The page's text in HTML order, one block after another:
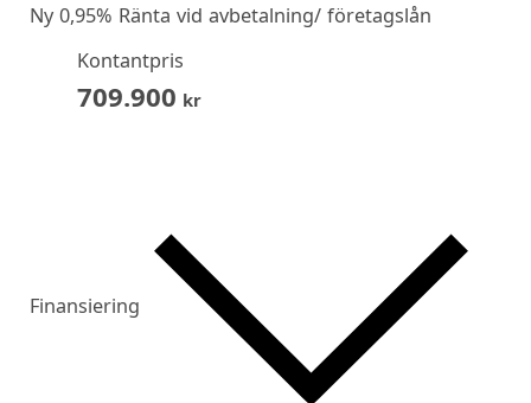
Ny0,95% Ränta vid avbetalning/ företagslån
Kontantpris
709.900 kr
Finansiering